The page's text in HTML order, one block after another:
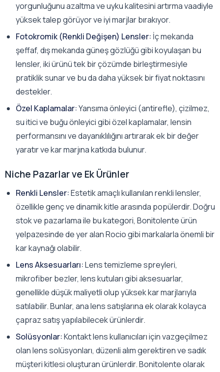
yorgunluğunu azaltma ve uyku kalitesini artırma vaadiyle
yüksek talep görüyor ve iyi marjlar bırakıyor.
Fotokromik (Renkli Değişen) Lensler: İç mekanda
şeffaf, dış mekanda güneş gözlüğü gibi koyulaşan bu
lensler, iki ürünü tek bir çözümde birleştirmesiyle
pratiklik sunar ve bu da daha yüksek bir fiyat noktasını
destekler.
Özel Kaplamalar:Yansıma önleyici (antirefle), çizilmez,
su itici ve buğu önleyici gibi özel kaplamalar, lensin
performansını ve dayanıklılığını artırarak ek bir değer
yaratır ve kar marjına katkıda bulunur.
Niche Pazarlar ve Ek Ürünler
Renkli Lensler:Estetik amaçlı kullanılan renkli lensler,
özellikle genç ve dinamik kitle arasında popülerdir. Doğru
stok ve pazarlama ile bu kategori, Bonitolente ürün
yelpazesinde de yer alan Rocio gibi markalarla önemli bir
kar kaynağı olabilir.
Lens Aksesuarları:Lens temizleme spreyleri,
mikrofiber bezler, lens kutuları gibi aksesuarlar,
genellikle düşük maliyetli olup yüksek kar marjlarıyla
satılabilir. Bunlar, ana lens satışlarına ek olarak kolayca
çapraz satış yapılabilecek ürünlerdir.
Solüsyonlar:Kontakt lens kullanıcıları için vazgeçilmez
olan lens solüsyonları, düzenli alım gerektiren ve sadık
müşteri kitlesi oluşturan ürünlerdir. Bonitolente olarak